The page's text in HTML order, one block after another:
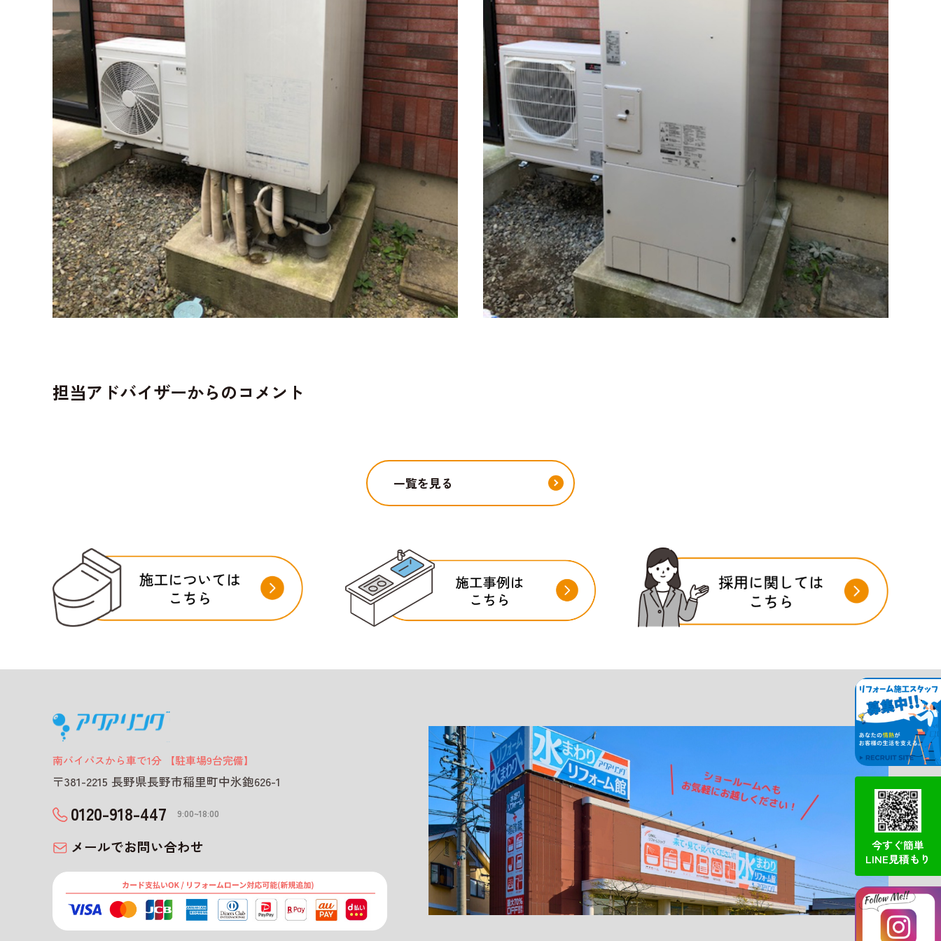
担当アドバイザーからのコメント
一覧を見る
南バイパスから車で1分 【駐車場9台完備】
〒381-2215 長野県長野市稲里町中氷鉋626-1
0120-918-447 9:00~18:00
メールでお問い合わせ
今すぐ簡単
LINE見積もり